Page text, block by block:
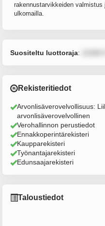
rakennustarvikkeiden
ulkomailla.
Suositeltu luottoraja:
Rekisteritiedot
Arvonlisäverovelvollisuus:
arvonlisäverovelvollinen
Verohallinnon perustiedot
Ennakkoperintärekisteri
Kaupparekisteri
Työnantajarekisteri
Edunsaajarekisteri
Taloustiedot